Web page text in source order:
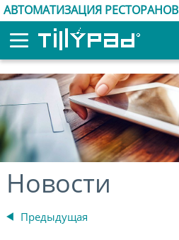
АВТОМАТИЗАЦИЯ РЕСТОРАНОВ
Новости
Предыдущая